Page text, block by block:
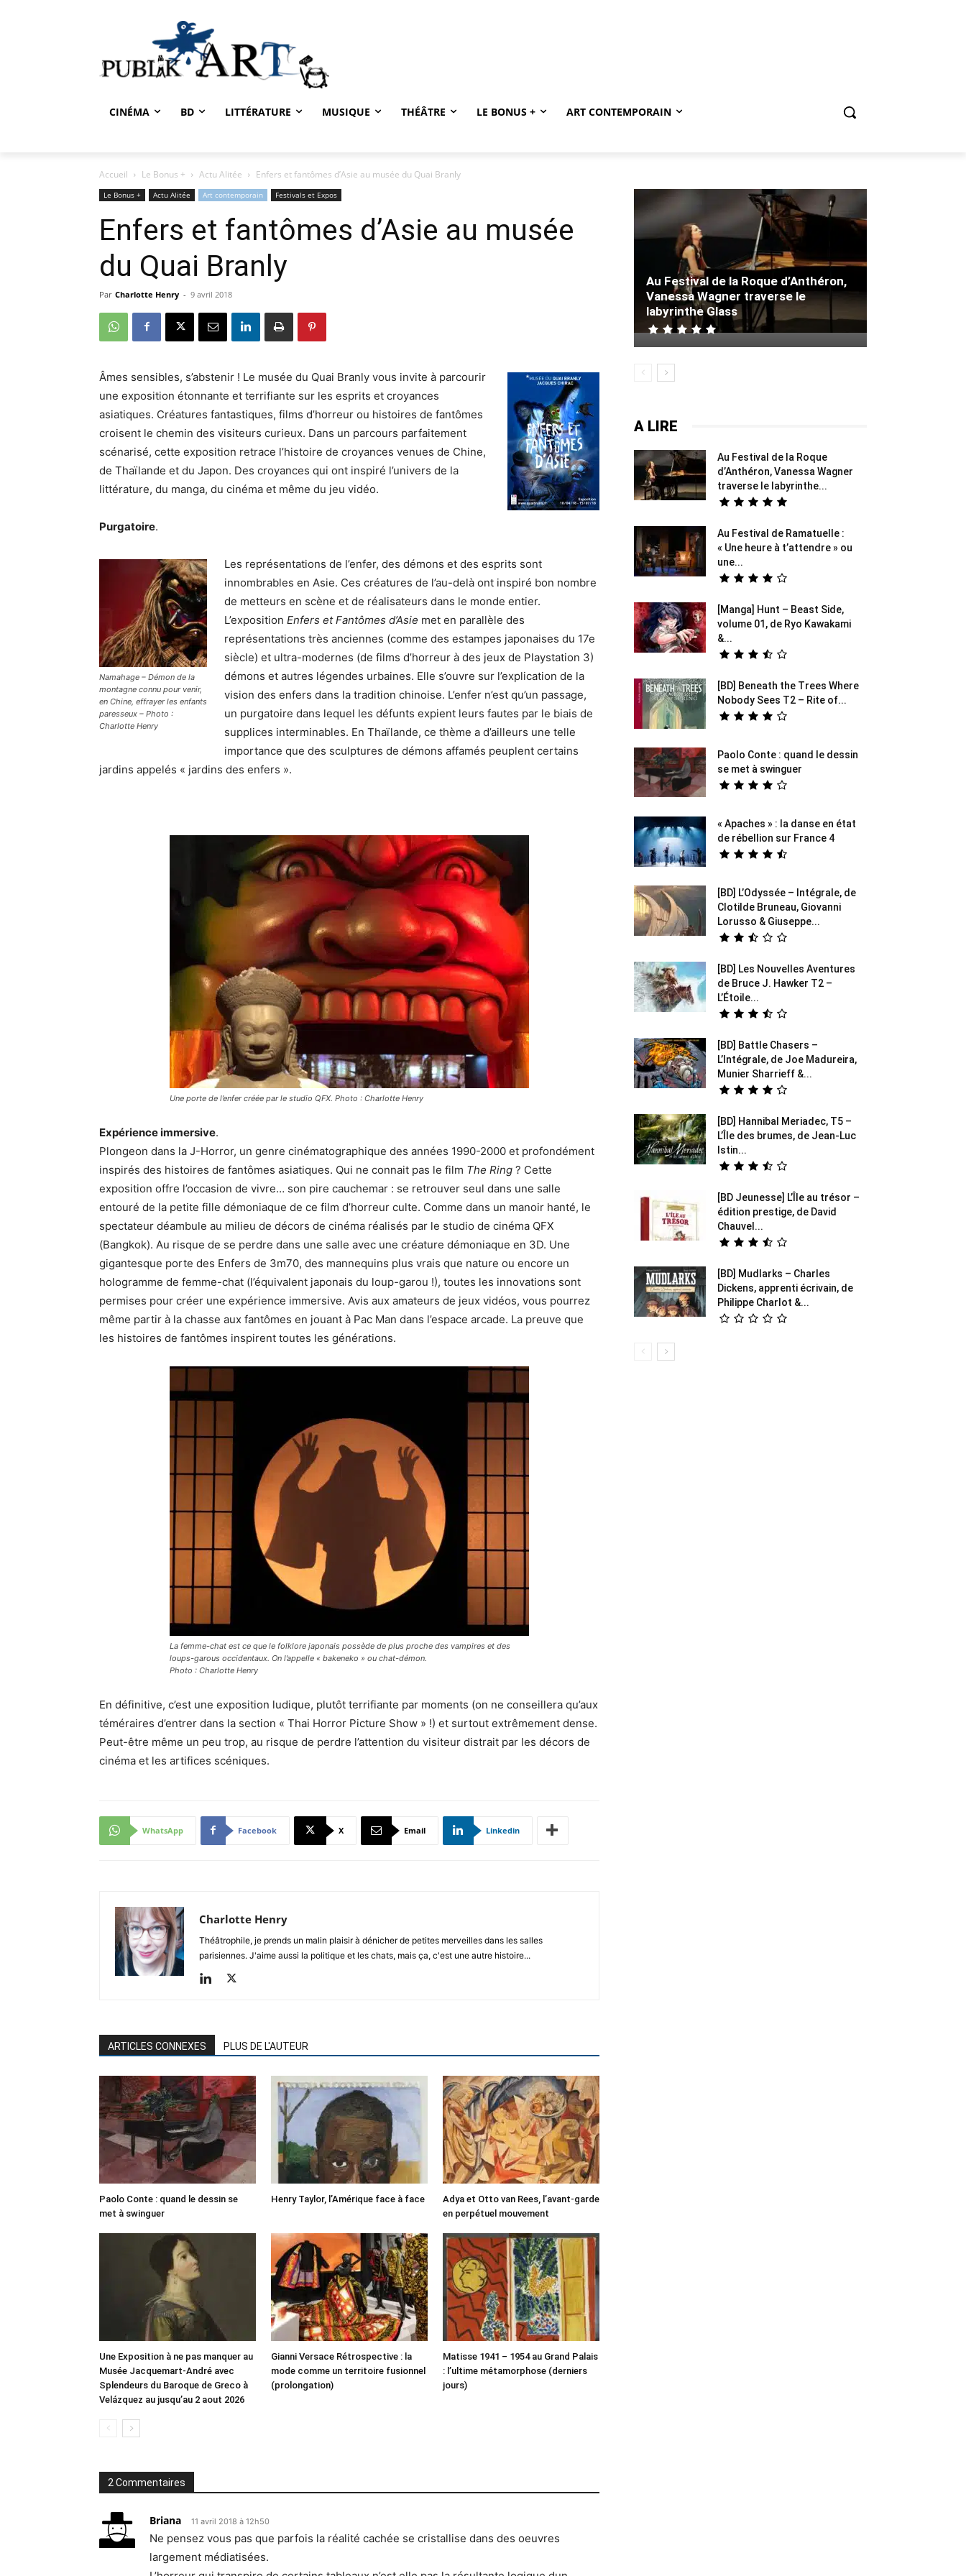
CINÉMA BD LITTÉRATURE MUSIQUE THÉÂTRE LE BONUS + ART CONTEMPORAIN
Accueil Le Bonus + Actu Alitée Enfers et fantômes d’Asie au musée du Quai Branly
Le Bonus + Actu Alitée Art contemporain Festivals et Expos
Enfers et fantômes d’Asie au musée
du Quai Branly
Par Charlotte Henry - 9 avril 2018
Âmes sensibles, s’abstenir ! Le musée du Quai Branly vous invite à parcourir
une exposition étonnante et terrifiante sur les esprits et croyances
asiatiques. Créatures fantastiques, films d’horreur ou histoires de fantômes
croisent le chemin des visiteurs curieux. Dans un parcours parfaitement
scénarisé, cette exposition retrace l’histoire de croyances venues de Chine,
de Thaïlande et du Japon. Des croyances qui ont inspiré l’univers de la
littérature, du manga, du cinéma et même du jeu vidéo.
Purgatoire.
Namahage – Démon de la
montagne connu pour venir,
en Chine, effrayer les enfants
paresseux – Photo :
Charlotte Henry
Les représentations de l’enfer, des démons et des esprits sont
innombrables en Asie. Ces créatures de l’au-delà ont inspiré bon nombre
de metteurs en scène et de réalisateurs dans le monde entier.
L’exposition Enfers et Fantômes d’Asie met en parallèle des
représentations très anciennes (comme des estampes japonaises du 17e
siècle) et ultra-modernes (de films d’horreur à des jeux de Playstation 3)
démons et autres légendes urbaines. Elle s’ouvre sur l’explication de la
vision des enfers dans la tradition chinoise. L’enfer n’est qu’un passage,
un purgatoire dans lequel les défunts expient leurs fautes par le biais de
supplices interminables. En Thaïlande, ce thème a d’ailleurs une telle
importance que des sculptures de démons affamés peuplent certains
jardins appelés « jardins des enfers ».
Une porte de l’enfer créée par le studio QFX. Photo : Charlotte Henry
Expérience immersive.
Plongeon dans la J-Horror, un genre cinématographique des années 1990-2000 et profondément
inspirés des histoires de fantômes asiatiques. Qui ne connait pas le film The Ring ? Cette
exposition offre l’occasion de vivre… son pire cauchemar : se retrouver seul dans une salle
entouré de la petite fille démoniaque de ce film d’horreur culte. Comme dans un manoir hanté, le
spectateur déambule au milieu de décors de cinéma réalisés par le studio de cinéma QFX
(Bangkok). Au risque de se perdre dans une salle avec une créature démoniaque en 3D. Une
gigantesque porte des Enfers de 3m70, des mannequins plus vrais que nature ou encore un
hologramme de femme-chat (l’équivalent japonais du loup-garou !), toutes les innovations sont
permises pour créer une expérience immersive. Avis aux amateurs de jeux vidéos, vous pourrez
même partir à la chasse aux fantômes en jouant à Pac Man dans l’espace arcade. La preuve que
les histoires de fantômes inspirent toutes les générations.
La femme-chat est ce que le folklore japonais possède de plus proche des vampires et des
loups-garous occidentaux. On l’appelle « bakeneko » ou chat-démon.
Photo : Charlotte Henry
En définitive, c’est une exposition ludique, plutôt terrifiante par moments (on ne conseillera qu’aux
téméraires d’entrer dans la section « Thai Horror Picture Show » !) et surtout extrêmement dense.
Peut-être même un peu trop, au risque de perdre l’attention du visiteur distrait par les décors de
cinéma et les artifices scéniques.
WhatsApp Facebook X Email Linkedin
Charlotte Henry
Théâtrophile, je prends un malin plaisir à dénicher de petites merveilles dans les salles
parisiennes. J'aime aussi la politique et les chats, mais ça, c'est une autre histoire...
ARTICLES CONNEXES PLUS DE L'AUTEUR
Paolo Conte : quand le dessin se
met à swinguer
Henry Taylor, l’Amérique face à face
Adya et Otto van Rees, l’avant-garde
en perpétuel mouvement
Une Exposition à ne pas manquer au
Musée Jacquemart-André avec
Splendeurs du Baroque de Greco à
Velázquez au jusqu’au 2 aout 2026
Gianni Versace Rétrospective : la
mode comme un territoire fusionnel
(prolongation)
Matisse 1941 – 1954 au Grand Palais
: l’ultime métamorphose (derniers
jours)
2 Commentaires
Briana 11 avril 2018 à 12h50
Ne pensez vous pas que parfois la réalité cachée se cristallise dans des oeuvres
largement médiatisées.
Au Festival de la Roque d’Anthéron,
Vanessa Wagner traverse le
labyrinthe Glass
A LIRE
Au Festival de la Roque
d’Anthéron, Vanessa Wagner
traverse le labyrinthe...
Au Festival de Ramatuelle :
« Une heure à t’attendre » ou
une...
[Manga] Hunt – Beast Side,
volume 01, de Ryo Kawakami
&...
[BD] Beneath the Trees Where
Nobody Sees T2 – Rite of...
Paolo Conte : quand le dessin
se met à swinguer
« Apaches » : la danse en état
de rébellion sur France 4
[BD] L’Odyssée – Intégrale, de
Clotilde Bruneau, Giovanni
Lorusso & Giuseppe...
[BD] Les Nouvelles Aventures
de Bruce J. Hawker T2 –
L’Étoile...
[BD] Battle Chasers –
L’Intégrale, de Joe Madureira,
Munier Sharrieff &...
[BD] Hannibal Meriadec, T5 –
L’Île des brumes, de Jean-Luc
Istin...
[BD Jeunesse] L’Île au trésor –
édition prestige, de David
Chauvel...
[BD] Mudlarks – Charles
Dickens, apprenti écrivain, de
Philippe Charlot &...